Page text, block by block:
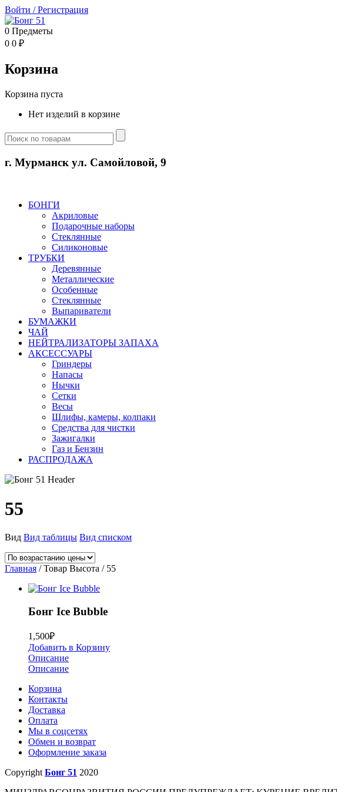
Войти /Регистрация
0 Предметы
0 0 ₽
Корзина
Корзина пуста
Нет изделий в корзине
г. Мурманск ул. Самойловой, 9
БОНГИ
Акриловые
Подарочные наборы
Стеклянные
Силиконовые
ТРУБКИ
Деревянные
Металлические
Особенные
Стеклянные
Выпариватели
БУМАЖКИ
ЧАЙ
НЕЙТРАЛИЗАТОРЫ ЗАПАХА
АКСЕССУАРЫ
Гриндеры
Напасы
Нычки
Сетки
Весы
Шлифы, камеры, колпаки
Средства для чистки
Зажигалки
Газ и Бензин
РАСПРОДАЖА
55
Вид Вид таблицы Вид списком
Главная / Товар Высота / 55
Бонг Ice Bubble
1,500₽
Добавить в Корзину
Описание
Описание
Корзина
Контакты
Доставка
Оплата
Мы в соцсетях
Обмен и возврат
Оформление заказа
Copyright Бонг 51 2020